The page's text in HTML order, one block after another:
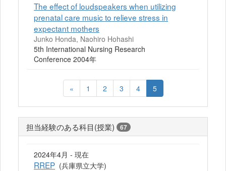
The effect of loudspeakers when utilizing
prenatal care music to relieve stress in
expectant mothers
Junko Honda, Naohiro Hohashi
5th International Nursing Research
Conference 2004年
« 1 2 3 4 5
担当経験のある科目(授業) 67
2024年4月 - 現在
RREP (兵庫県立大学)